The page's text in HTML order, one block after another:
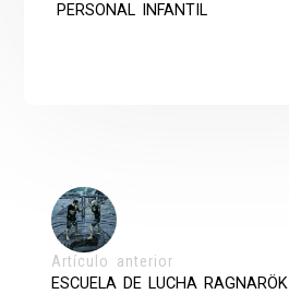
PERSONAL INFANTIL
Artículo anterior
ESCUELA DE LUCHA RAGNARÖK